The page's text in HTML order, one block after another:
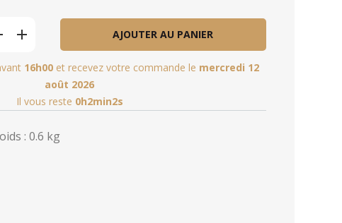
AJOUTER AU PANIER
16h00et recevez votre commande le mercredi 12
août 2026
Il vous reste 0h2min1s
: 0.6 kg